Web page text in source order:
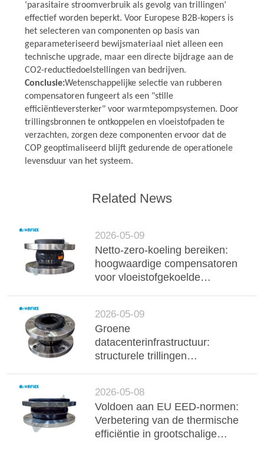
‘parasitaire stroomverbruik als gevolg van trillingen’
effectief worden beperkt. Voor Europese B2B-kopers is
het selecteren van componenten op basis van
geparameteriseerd bewijsmateriaal niet alleen een
technische upgrade, maar een directe bijdrage aan de
CO2-reductiedoelstellingen van bedrijven.
Conclusie:Wetenschappelijke selectie van rubberen
compensatoren fungeert als een "stille
efficiëntieversterker" voor warmtepompsystemen. Door
trillingsbronnen te ontkoppelen en vloeistofpaden te
verzachten, zorgen deze componenten ervoor dat de
COP geoptimaliseerd blijft gedurende de operationele
levensduur van het systeem.
Related News
2026-05-09
Netto-zero-koeling bereiken:
hoogwaardige compensatoren
voor vloeistofgekoelde
2026-05-09
Groene
datacenterinfrastructuur:
structurele trillingen
te verminderen
2026-05-08
Voldoen aan EU EED-normen:
Verbetering van de thermische
efficiëntie in grootschalige